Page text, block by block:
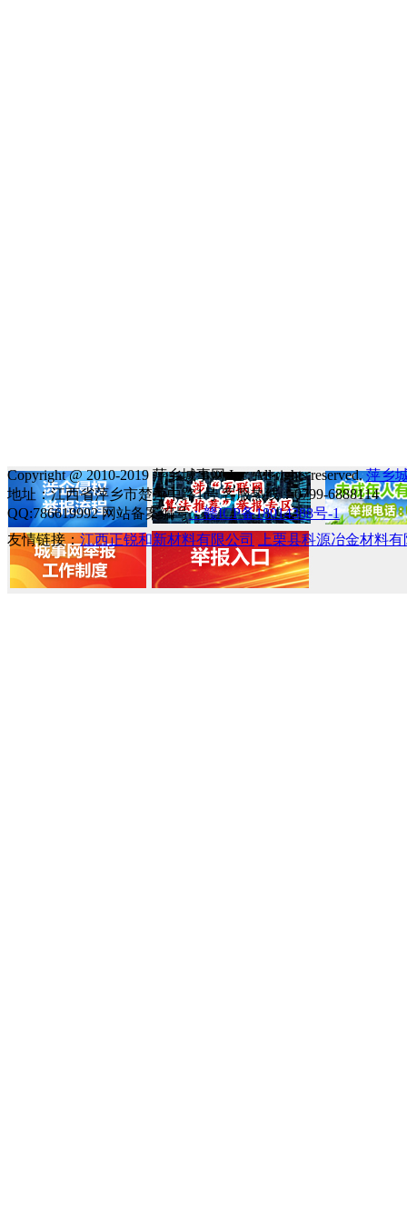
Copyright @ 2010-2019 萍乡城事网 Inc. All rights reserved.萍乡
地址：江西省萍乡市楚萍中路1号 客服热线：0799-6888114
QQ:786619992 网站备案编号：赣ICP备18014388号-1
友情链接： 江西正锐和新材料有限公司 上栗县科源冶金材料